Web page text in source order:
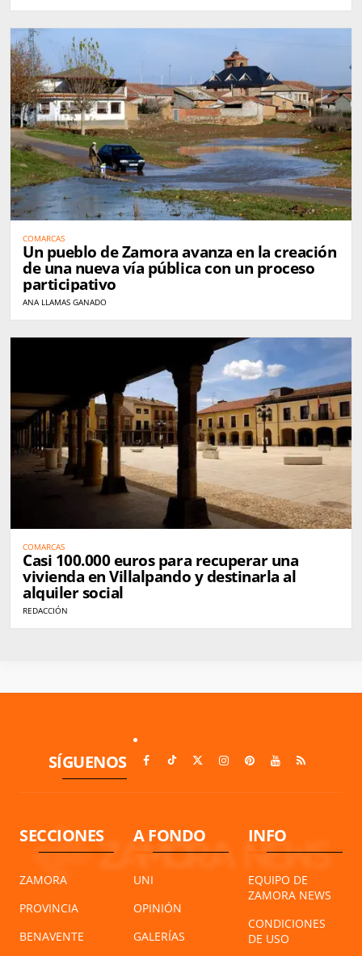
COMARCAS
Un pueblo de Zamora avanza en la creación
de una nueva vía pública con un proceso
participativo
ANA LLAMAS GANADO
COMARCAS
Casi 100.000 euros para recuperar una
vivienda en Villalpando y destinarla al
alquiler social
REDACCIÓN
SÍGUENOS
SECCIONES
ZAMORA
PROVINCIA
BENAVENTE
A FONDO
UNI
OPINIÓN
GALERÍAS
INFO
EQUIPO DE
ZAMORA NEWS
CONDICIONES
DE USO